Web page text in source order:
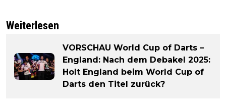
Weiterlesen
VORSCHAU World Cup of Darts –
England: Nach dem Debakel 2025:
Holt England beim World Cup of
Darts den Titel zurück?